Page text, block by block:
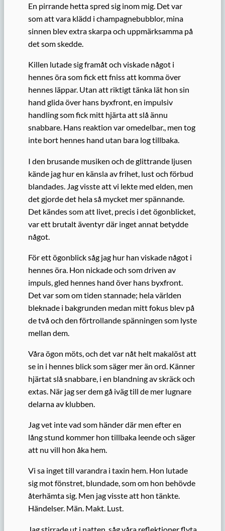
En pirrande hetta spred sig inom mig. Det var
som att vara klädd i champagnebubblor, mina
sinnen blev extra skarpa och uppmärksamma på
det som skedde.
Killen lutade sig framåt och viskade något i
hennes öra som fick ett fniss att komma över
hennes läppar. Utan att riktigt tänka lät hon sin
hand glida över hans byxfront, en impulsiv
handling som fick mitt hjärta att slå ännu
snabbare. Hans reaktion var omedelbar., men tog
inte bort hennes hand utan bara log tillbaka.
I den brusande musiken och de glittrande ljusen
kände jag hur en känsla av frihet, lust och förbud
blandades. Jag visste att vi lekte med elden, men
det gjorde det hela så mycket mer spännande.
Det kändes som att livet, precis i det ögonblicket,
var ett brutalt äventyr där inget annat betydde
något.
För ett ögonblick såg jag hur han viskade något i
hennes öra. Hon nickade och som driven av
impuls, gled hennes hand över hans byxfront.
Det var som om tiden stannade; hela världen
bleknade i bakgrunden medan mitt fokus blev på
de två och den förtrollande spänningen som lyste
mellan dem.
Våra ögon möts, och det var nåt helt makalöst att
se in i hennes blick som säger mer än ord. Känner
hjärtat slå snabbare, i en blandning av skräck och
extas. När jag ser dem gå iväg till de mer lugnare
delarna av klubben.
Jag vet inte vad som händer där men efter en
lång stund kommer hon tillbaka leende och säger
att nu vill hon åka hem.
Vi sa inget till varandra i taxin hem. Hon lutade
sig mot fönstret, blundade, som om hon behövde
återhämta sig. Men jag visste att hon tänkte.
Händelser. Män. Makt. Lust.
Jag stirrade ut i natten, såg våra reflektioner flyta